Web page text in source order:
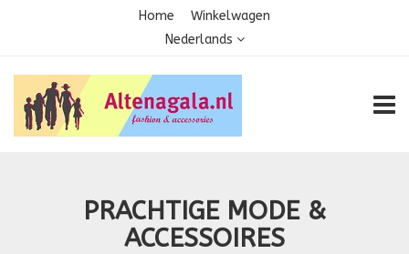
Home
Winkelwagen
Nederlands
PRACHTIGE MODE &
ACCESSOIRES